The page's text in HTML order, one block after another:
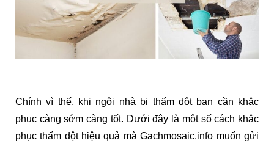
Chính vì thế, khi ngôi nhà bị thấm dột bạn cần khắc
phục càng sớm càng tốt. Dưới đây là một số cách khắc
phục thấm dột hiệu quả mà Gachmosaic.info muốn gửi